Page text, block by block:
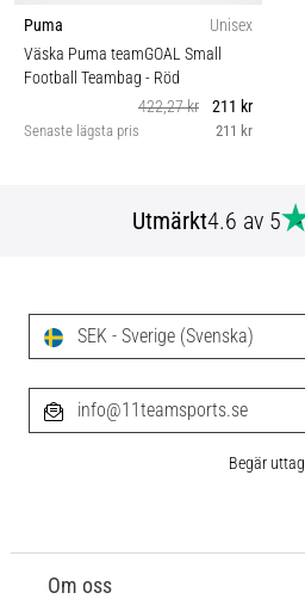
Puma
Unisex
Väska Puma teamGOAL Small
Football Teambag - Röd
422,27 kr
211 kr
Senaste lägsta pris 211 kr
Utmärkt4.6 av 5
Om oss
SEK - Sverige (Svenska)
info@11teamsports.se
Begär uttag